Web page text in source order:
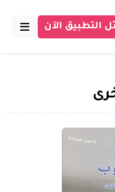
التطبيق الآن